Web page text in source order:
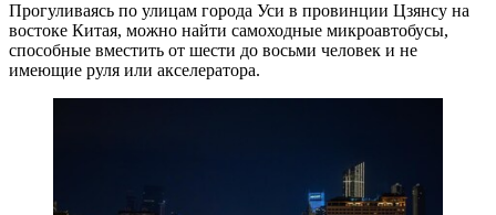
Прогуливаясь по улицам города Уси в провинции Цзянсу на
востоке Китая, можно найти самоходные микроавтобусы,
способные вместить от шести до восьми человек и не
имеющие руля или акселератора.